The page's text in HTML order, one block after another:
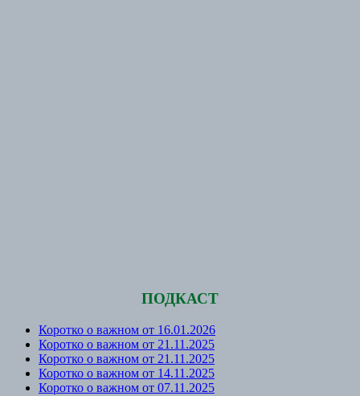
ПОДКАСТ
Коротко о важном от 16.01.2026
Коротко о важном от 21.11.2025
Коротко о важном от 21.11.2025
Коротко о важном от 14.11.2025
Коротко о важном от 07.11.2025